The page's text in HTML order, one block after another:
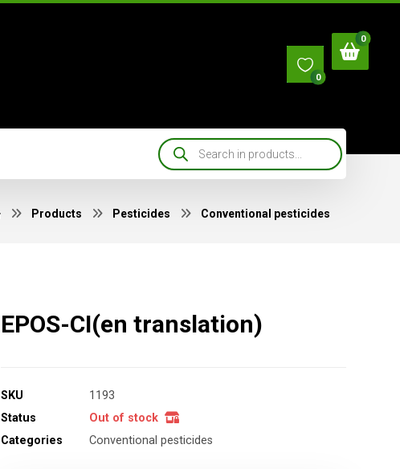
Products Pesticides Conventional pesticides
EPOS-CI(en translation)
SKU
1193
Status
Out of stock
Categories
Conventional pesticides